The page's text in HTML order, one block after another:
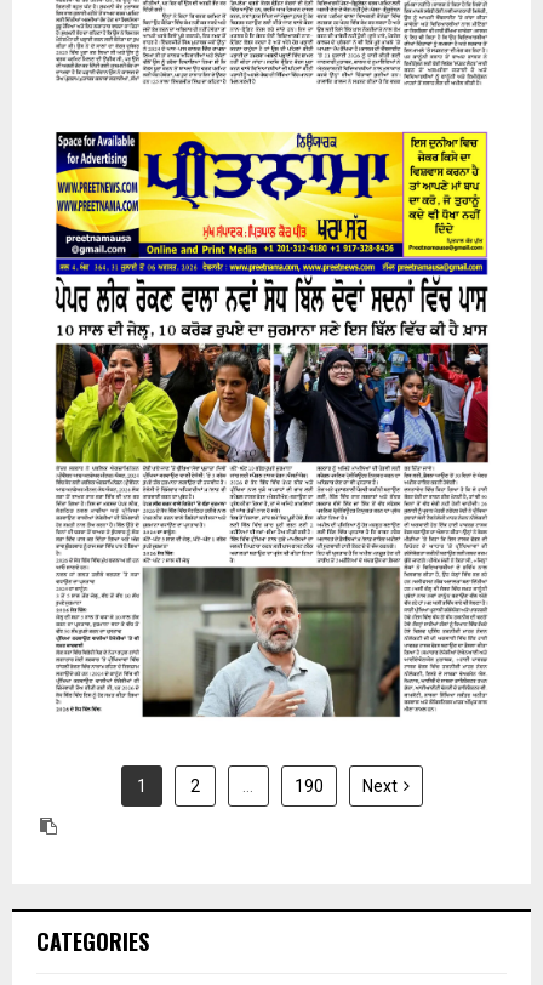
31 July 2026
1 2 190 Next
CATEGORIES